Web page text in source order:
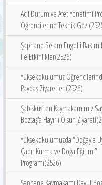
Acil Durum ve Afet Yönetimi
Öğrencilerine Teknik
Şaphane Selam Engelli
İle Etkinlikler(2526)
Yüksekokulumuz
Paydaş Ziyaretleri(2526)
Şabisküs’ten Kaymakamımız
Boztaş‘a Hayırlı Olsun
Yüksekokulumuzda “Doğayla
Çadır Kurma ve Doğa Eğitimi”
Programı(2526)
Şaphane Kaymakamı Davut